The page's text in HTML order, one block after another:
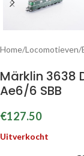
Home/Locomotieven/
Märklin 3638
Ae6/6 SBB
€127.50
Uitverkocht